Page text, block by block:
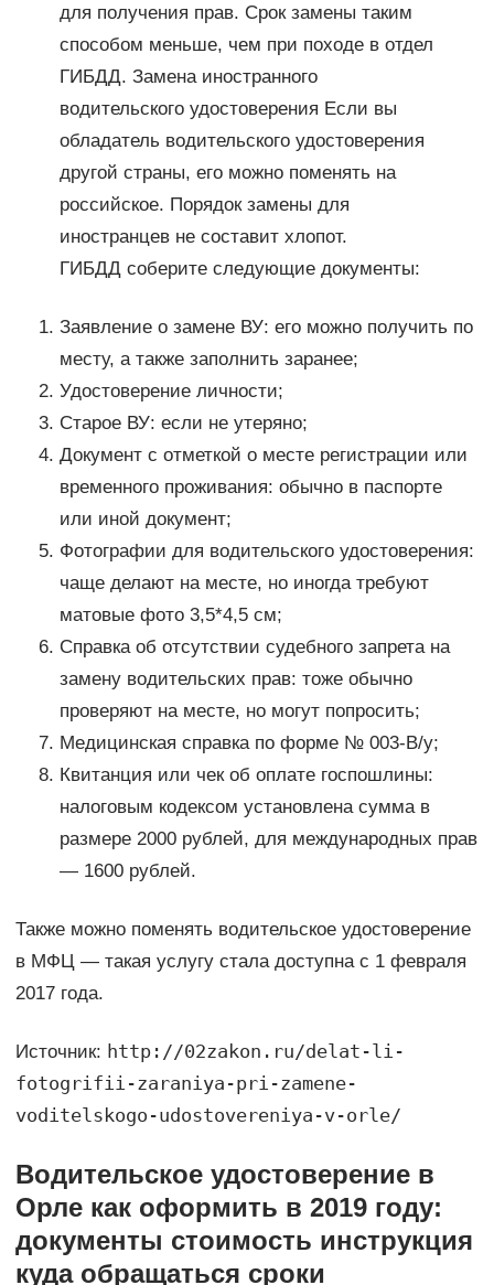
для получения прав. Срок замены таким
способом меньше, чем при походе в отдел
ГИБДД. Замена иностранного
водительского удостоверения Если вы
обладатель водительского удостоверения
другой страны, его можно поменять на
российское. Порядок замены для
иностранцев не составит хлопот.
ГИБДД соберите следующие документы:
Заявление о замене ВУ: его можно получить по
месту, а также заполнить заранее;
Удостоверение личности;
Старое ВУ: если не утеряно;
Документ с отметкой о месте регистрации или
временного проживания: обычно в паспорте
или иной документ;
Фотографии для водительского удостоверения:
чаще делают на месте, но иногда требуют
матовые фото 3,5*4,5 см;
Справка об отсутствии судебного запрета на
замену водительских прав: тоже обычно
проверяют на месте, но могут попросить;
Медицинская справка по форме № 003-В/у;
Квитанция или чек об оплате госпошлины:
налоговым кодексом установлена сумма в
размере 2000 рублей, для международных прав
— 1600 рублей.
Также можно поменять водительское удостоверение
в МФЦ — такая услугу стала доступна с 1 февраля
2017 года.
Источник: http://02zakon.ru/delat-li-
fotogrifii-zaraniya-pri-zamene-
voditelskogo-udostovereniya-v-orle/
Водительское удостоверение в
Орле как оформить в 2019 году:
документы стоимость инструкция
куда обращаться сроки